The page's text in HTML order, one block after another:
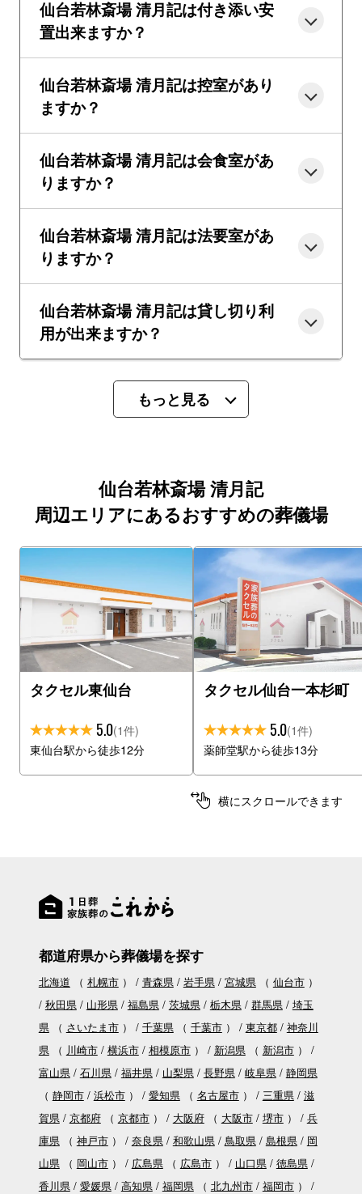
仙台若林斎場 清月記は付き添い安
置出来ますか？
仙台若林斎場 清月記は控室があり
ますか？
仙台若林斎場 清月記は会食室があ
りますか？
仙台若林斎場 清月記は法要室があ
りますか？
仙台若林斎場 清月記は貸し切り利
用が出来ますか？
もっと見る
仙台若林斎場 清月記
周辺エリアにあるおすすめの葬儀場
タクセル東仙台
5.0(1件)
東仙台駅から徒歩12分
タクセル仙台一本杉町
5.0(1件)
薬師堂駅から徒歩13分
横にスクロールできます
都道府県から葬儀場を探す
北海道 （ 札幌市） 青森県 岩手県 宮城県（ 仙台市）
秋田県
山形県 福島県 茨城県 栃木県 群馬県
埼玉
県（ さいたま市） 千葉県（ 千葉市） 東京都
神奈川
県（ 川崎市 横浜市 相模原市） 新潟県（ 新潟市）
富山県
石川県 福井県 山梨県 長野県 岐阜県
静岡県
（ 静岡市 浜松市） 愛知県（ 名古屋市） 三重県
滋
賀県
京都府（ 京都市） 大阪府（ 大阪市 堺市）
兵
庫県（ 神戸市） 奈良県 和歌山県 鳥取県 島根県
岡
山県（ 岡山市） 広島県（ 広島市） 山口県
徳島県
香川県
愛媛県 高知県 福岡県（ 北九州市 福岡市）